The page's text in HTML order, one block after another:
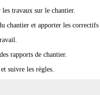
travaux sur le chantier.
chantier et apporter les correctifs
rapports de chantier.
suivre les règles.